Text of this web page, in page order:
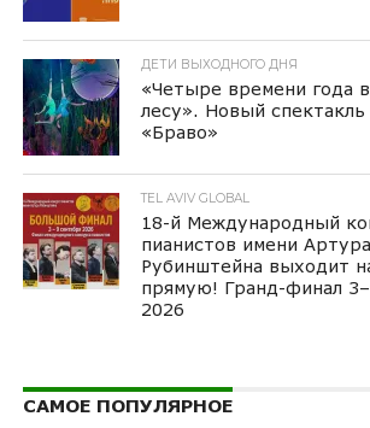
ДЕТИ ВЫХОДНОГО ДНЯ
«Четыре времени года
лесу». Новый спектакль
«Браво»
TEL AVIV GLOBAL
18-й Международный
пианистов имени Артура
Рубинштейна выходит
прямую! Гранд-финал
2026
САМОЕ ПОПУЛЯРНОЕ